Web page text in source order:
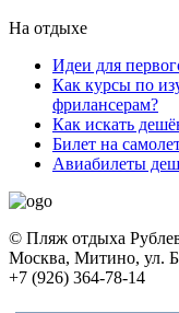
На отдыхе
Идеи для
Как курсы по
фрилансерам?
Как искать
Билет на
Авиабилеты
© Пляж отдыха
Москва, Митино, ул.
+7 (926) 364-78-14